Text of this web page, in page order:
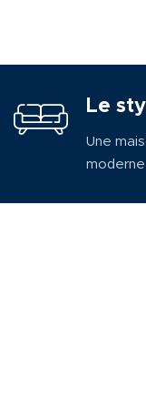
Le
Une